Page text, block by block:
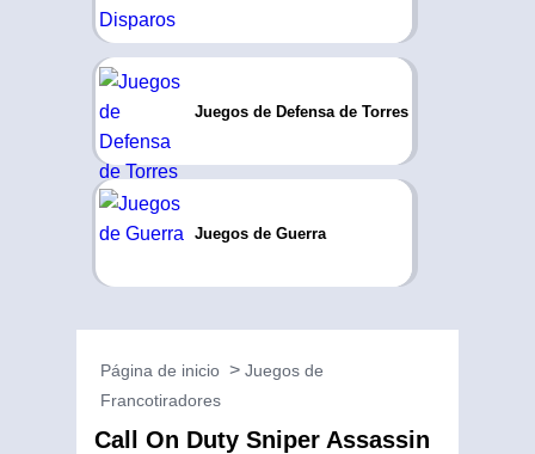
Juegos de Defensa de Torres
Juegos de Guerra
Página de inicio
Juegos de
Francotiradores
Call On Duty Sniper Assassin